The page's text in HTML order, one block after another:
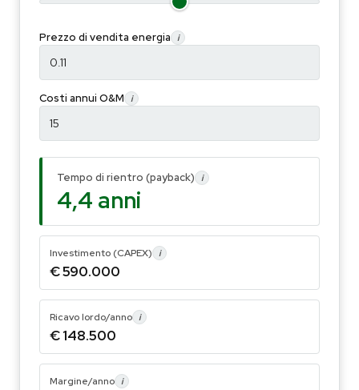
Prezzo di vendita energia i
Costi annui O&M i
Tempo di rientro (payback) i
4,4 anni
Investimento (CAPEX) i
€ 590.000
Ricavo lordo/anno i
€ 148.500
Margine/anno i